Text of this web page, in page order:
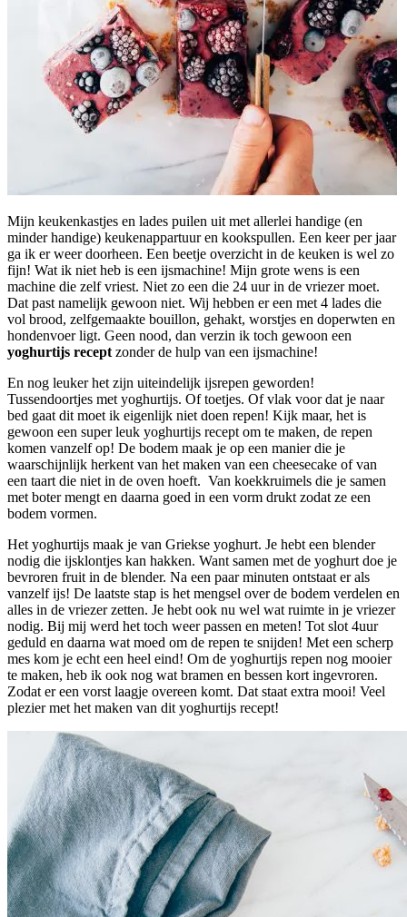
Mijn keukenkastjes en lades puilen uit met allerlei handige (en
minder handige) keukenappartuur en kookspullen. Een keer per jaar
ga ik er weer doorheen. Een beetje overzicht in de keuken is wel zo
fijn! Wat ik niet heb is een ijsmachine! Mijn grote wens is een
machine die zelf vriest. Niet zo een die 24 uur in de vriezer moet.
Dat past namelijk gewoon niet. Wij hebben er een met 4 lades die
vol brood, zelfgemaakte bouillon, gehakt, worstjes en doperwten en
hondenvoer ligt. Geen nood, dan verzin ik toch gewoon een
yoghurtijs recept zonder de hulp van een ijsmachine!
En nog leuker het zijn uiteindelijk ijsrepen geworden!
Tussendoortjes met yoghurtijs. Of toetjes. Of vlak voor dat je naar
bed gaat dit moet ik eigenlijk niet doen repen! Kijk maar, het is
gewoon een super leuk yoghurtijs recept om te maken, de repen
komen vanzelf op! De bodem maak je op een manier die je
waarschijnlijk herkent van het maken van een cheesecake of van
een taart die niet in de oven hoeft. Van koekkruimels die je samen
met boter mengt en daarna goed in een vorm drukt zodat ze een
bodem vormen.
Het yoghurtijs maak je van Griekse yoghurt. Je hebt een blender
nodig die ijsklontjes kan hakken. Want samen met de yoghurt doe je
bevroren fruit in de blender. Na een paar minuten ontstaat er als
vanzelf ijs! De laatste stap is het mengsel over de bodem verdelen en
alles in de vriezer zetten. Je hebt ook nu wel wat ruimte in je vriezer
nodig. Bij mij werd het toch weer passen en meten! Tot slot 4uur
geduld en daarna wat moed om de repen te snijden! Met een scherp
mes kom je echt een heel eind! Om de yoghurtijs repen nog mooier
te maken, heb ik ook nog wat bramen en bessen kort ingevroren.
Zodat er een vorst laagje overeen komt. Dat staat extra mooi! Veel
plezier met het maken van dit yoghurtijs recept!